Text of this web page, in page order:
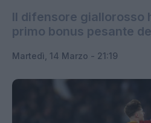
Il difensore giallorosso
primo bonus pesante
Martedì, 14 Marzo - 21:19